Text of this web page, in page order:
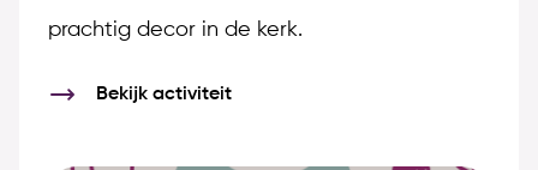
prachtig decor in de kerk.
Bekijk activiteit